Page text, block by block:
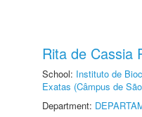
Rita de Cassia
School: Instituto de
Exatas (Câmpus de
Department: